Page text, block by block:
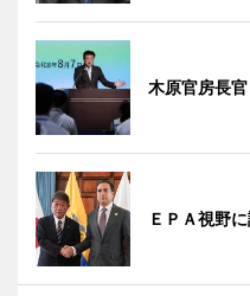
木原官房長官
ＥＰＡ視野